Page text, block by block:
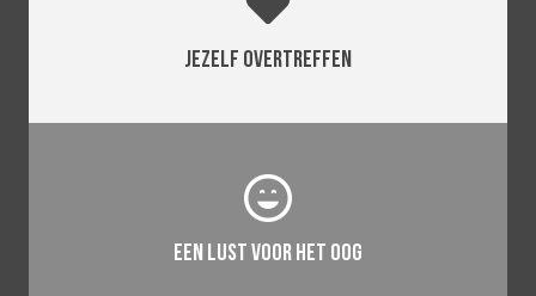
Jezelf overtreffen
Een lust voor het oog